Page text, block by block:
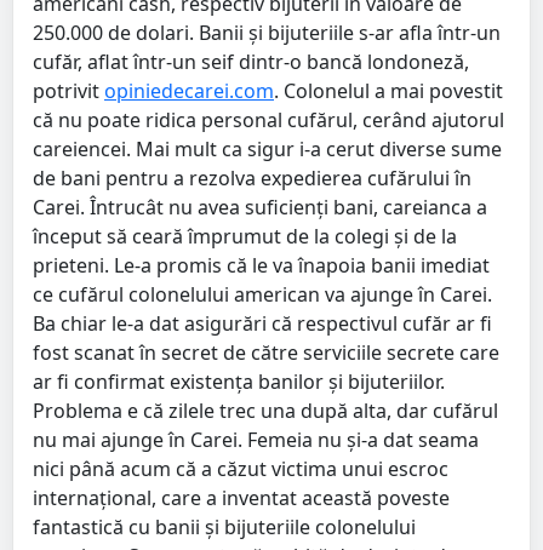
250.000 de dolari. Banii și bijuteriile s-ar afla într-un
cufăr, aflat într-un seif dintr-o bancă londoneză,
potrivitopiniedecarei.com. Colonelul a mai povestit
că nu poate ridica personal cufărul, cerând ajutorul
careiencei. Mai mult ca sigur i-a cerut diverse sume
de bani pentru a rezolva expedierea cufărului în
Carei. Întrucât nu avea suficienți bani, careianca a
început să ceară împrumut de la colegi și de la
prieteni. Le-a promis că le va înapoia banii imediat
ce cufărul colonelului american va ajunge în Carei.
Ba chiar le-a dat asigurări că respectivul cufăr ar fi
fost scanat în secret de către serviciile secrete care
ar fi confirmat existența banilor și bijuteriilor.
Problema e că zilele trec una după alta, dar cufărul
nu mai ajunge în Carei. Femeia nu și-a dat seama
nici până acum că a căzut victima unui escroc
internațional, care a inventat această poveste
fantastică cu banii și bijuteriile colonelului